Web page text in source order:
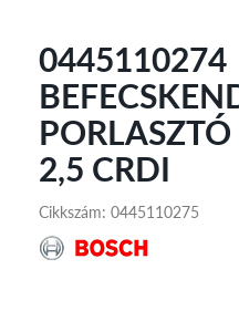
0445110274
2,5 CRDI
Cikkszám: 0445110275